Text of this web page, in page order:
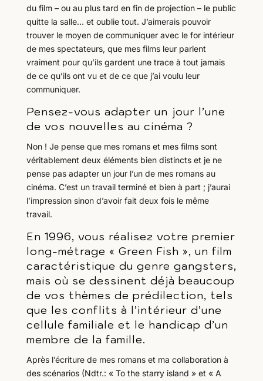
du film – ou au plus tard en fin de projection – le public
quitte la salle… et oublie tout. J’aimerais pouvoir
trouver le moyen de communiquer avec le for intérieur
de mes spectateurs, que mes films leur parlent
vraiment pour qu’ils gardent une trace à tout jamais
de ce qu’ils ont vu et de ce que j’ai voulu leur
communiquer.
Pensez-vous adapter un jour l’une
de vos nouvelles au cinéma ?
Non ! Je pense que mes romans et mes films sont
véritablement deux éléments bien distincts et je ne
pense pas adapter un jour l’un de mes romans au
cinéma. C’est un travail terminé et bien à part ; j’aurai
l’impression sinon d’avoir fait deux fois le même
travail.
En 1996, vous réalisez votre premier
long-métrage « Green Fish », un film
caractéristique du genre gangsters,
mais où se dessinent déjà beaucoup
de vos thèmes de prédilection, tels
que les conflits à l’intérieur d’une
cellule familiale et le handicap d’un
membre de la famille.
Après l’écriture de mes romans et ma collaboration à
des scénarios (Ndtr.: « To the starry island » et « A